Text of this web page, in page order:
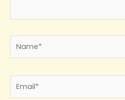
Name*
Email*